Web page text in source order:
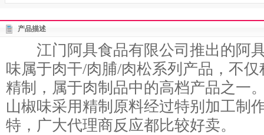
产品描述
江门阿具食品有限公司推出的阿
味属于肉干/肉脯/肉松系列产品，不
精制，属于肉制品中的高档产品之一
山椒味采用精制原料经过特别加工制
特，广大代理商反应都比较好卖。